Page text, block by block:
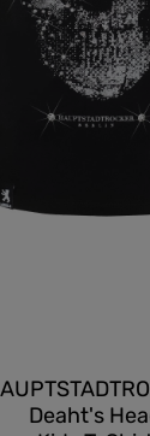
Deaht's